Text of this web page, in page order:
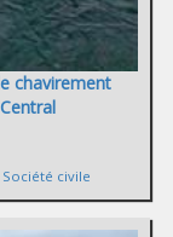
chavirement
Société civile